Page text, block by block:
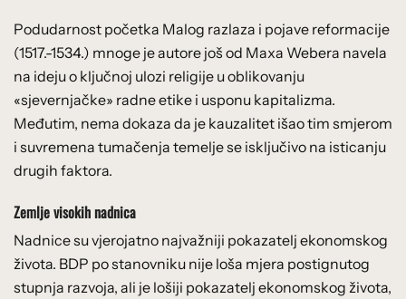
Podudarnost početka Malog razlaza i pojave reformacije
(1517.-1534.) mnoge je autore još od Maxa Webera navela
na ideju o ključnoj ulozi religije u oblikovanju
«sjevernjačke» radne etike i usponu kapitalizma.
Međutim, nema dokaza da je kauzalitet išao tim smjerom
i suvremena tumačenja temelje se isključivo na isticanju
drugih faktora.
Zemlje visokih nadnica
Nadnice su vjerojatno najvažniji pokazatelj ekonomskog
života. BDP po stanovniku nije loša mjera postignutog
stupnja razvoja, ali je lošiji pokazatelj ekonomskog života,